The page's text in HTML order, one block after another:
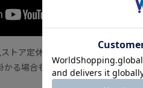
トア定休日を除く3~5営業日納期
る場合もございます。